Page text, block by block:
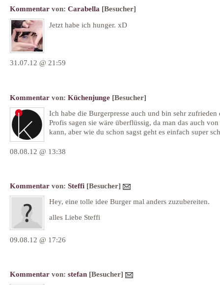
Kommentar von: Carabella [Besucher]
Jetzt habe ich hunger. xD
31.07.12 @ 21:59
Kommentar von: Küchenjunge [Besucher]
Ich habe die Burgerpresse auch und bin sehr zufrieden
Profis sagen sie wäre überflüssig, da man das auch
kann, aber wie du schon sagst geht es einfach super
08.08.12 @ 13:38
Kommentar von: Steffi [Besucher]
Hey, eine tolle idee Burger mal anders zuzubereiten.
alles Liebe Steffi
09.08.12 @ 17:26
Kommentar von: stefan [Besucher]